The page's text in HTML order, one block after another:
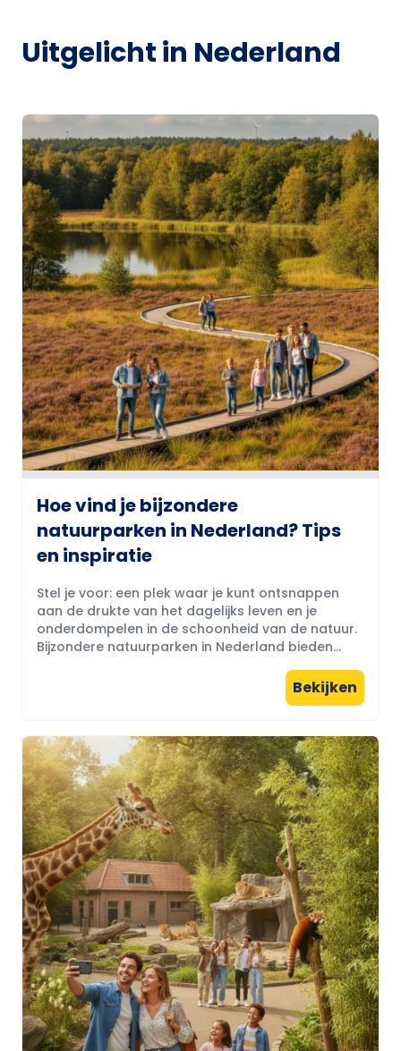
Uitgelicht in Nederland
Hoe vind je bijzondere
natuurparken in Nederland? Tips
en inspiratie
Stel je voor: een plek waar je kunt ontsnappen
aan de drukte van het dagelijks leven en je
onderdompelen in de schoonheid van de natuur.
Bijzondere natuurparken in Nederland bieden...
Bekijken